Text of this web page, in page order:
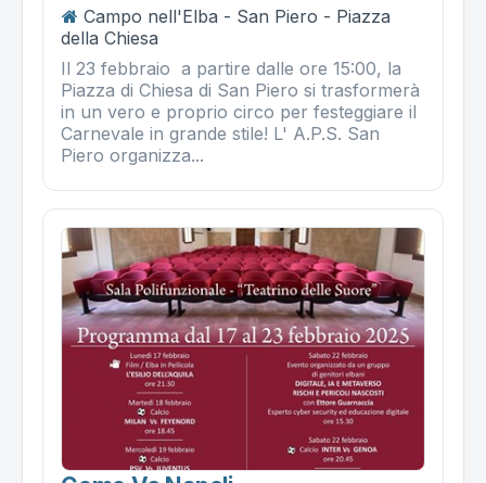
Campo nell'Elba - San Piero - Piazza
della Chiesa
Il 23 febbraio a partire dalle ore 15:00, la
Piazza di Chiesa di San Piero si trasformerà
in un vero e proprio circo per festeggiare il
Carnevale in grande stile! L' A.P.S. San
Piero organizza...